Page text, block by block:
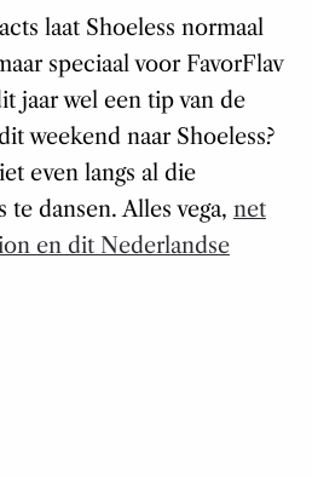
laat Shoeless normaal
speciaal voor FavorFlav
jaar wel een tip van de
weekend naar Shoeless?
even langs al die
dansen. Alles vega, net
en dit Nederlandse